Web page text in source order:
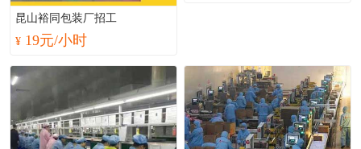
昆山裕同包装厂招工
¥ 19元/小时